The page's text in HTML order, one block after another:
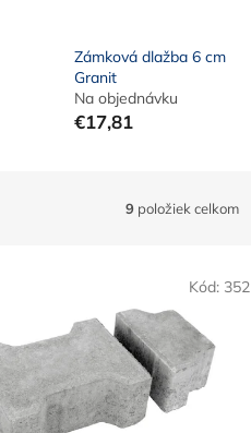
Zámková dlažba 6 cm
Granit
Na objednávku
€17,81
9 položiek celkom
Kód: 352